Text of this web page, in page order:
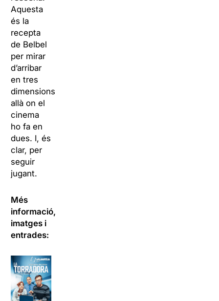
Aquesta
és la
recepta
de Belbel
per mirar
d’arribar
en tres
dimensions
allà on el
cinema
ho fa en
dues. I, és
clar, per
seguir
jugant.
Més
informació,
imatges i
entrades: